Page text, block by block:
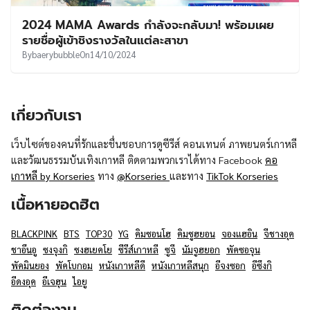
2024 MAMA Awards กำลังจะกลับมา! พร้อมเผย
รายชื่อผู้เข้าชิงรางวัลในแต่ละสาขา
BybaerybubbleOn14/10/2024
เกี่ยวกับเรา
เว็บไซต์ของคนที่รักและชื่นชอบการดูซีรีส์ คอนเทนต์ ภาพยนตร์เกาหลี
และวัฒนธรรมบันเทิงเกาหลี ติดตามพวกเราได้ทาง Facebook คอ
เกาหลี by Korseries ทาง @Korseries และทาง TikTok Korseries
เนื้อหายอดฮิต
BLACKPINK BTS TOP30 YG คิมซอนโฮ คิมซูฮยอน จองแฮอิน จีชางอุค
ชาอึนอู ซงจุงกิ ซงฮเยคโย ซีรีส์เกาหลี ซูจี นัมจูฮยอก พัคซอจุน
พัคมินยอง พัคโบกอม หนังเกาหลีดี หนังเกาหลีสนุก อีจงซอก อีซึงกิ
อีดงอุค อีเจฮุน ไอยู